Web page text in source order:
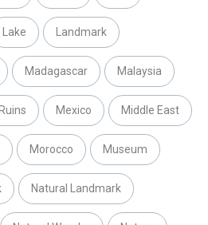
Lake Landmark
Madagascar Malaysia
Mexico Middle East
Morocco Museum
Natural Landmark